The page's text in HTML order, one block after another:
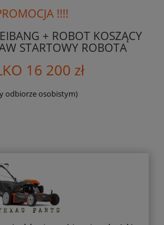
!!!!
+ ROBOT KOSZĄCY
STARTOWY ROBOTA
16 200 zł
odbiorze osobistym)